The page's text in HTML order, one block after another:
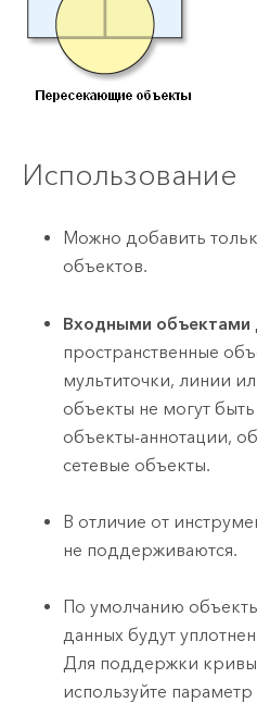
Использование
Можно добавить
объектов.
Входными объектами
пространственные
мультиточки, линии
объекты не могут
объекты-аннотации,
сетевые объекты.
В отличие от
не поддерживаются.
По умолчанию
данных будут
Для поддержки
используйте